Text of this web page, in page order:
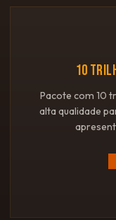
10
Pacote com 10
alta qualidade